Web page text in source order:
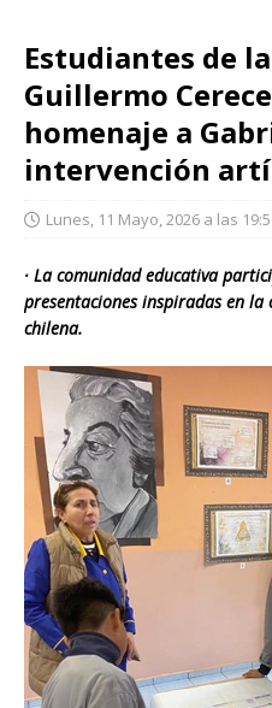
Estudiantes de
Guillermo
homenaje a
intervención
Lunes, 11 Mayo, 2026 a las
· La comunidad educativa
presentaciones inspiradas en
chilena.